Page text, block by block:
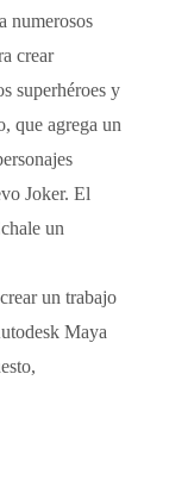
numerosos
crear
superhéroes y
que agrega un
Joker. El
un
un trabajo
Maya